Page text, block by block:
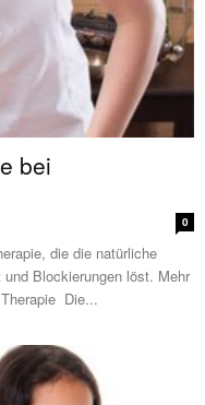
bei
0
die die natürliche
Blockierungen löst. Mehr
Die...